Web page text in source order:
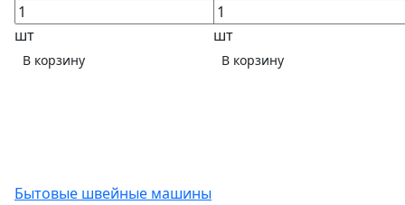
шт
В корзину
шт
В корзину
Бытовые швейные машины